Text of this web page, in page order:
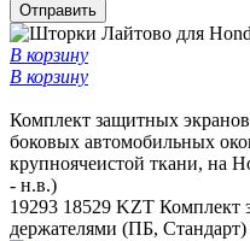
Отправить
В корзину
В корзину
Комплект защитных
боковых автомобильных
крупноячеистой ткани, на
- н.в.)
19293 18529 KZT Комплект
держателями (ПБ, Стандарт)